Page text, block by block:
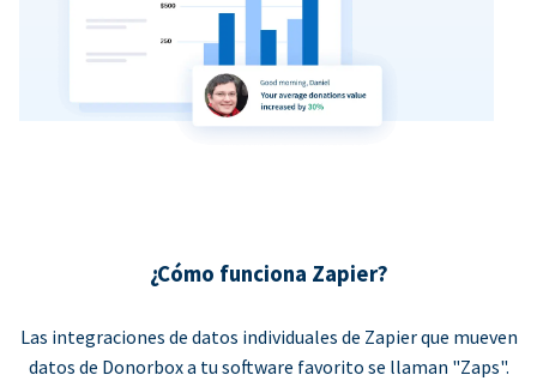
¿Cómo funciona Zapier?
Las integraciones de datos individuales de Zapier que mueven
datos de Donorbox a tu software favorito se llaman "Zaps".